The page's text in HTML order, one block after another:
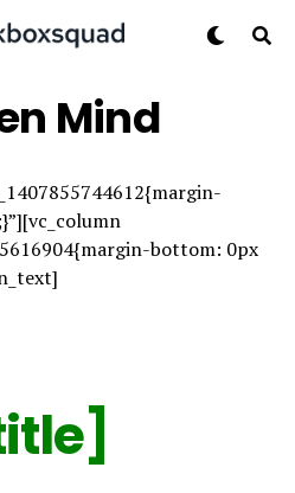
Mind
bottom: 0px